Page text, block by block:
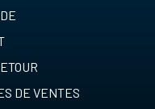
DE VENTES